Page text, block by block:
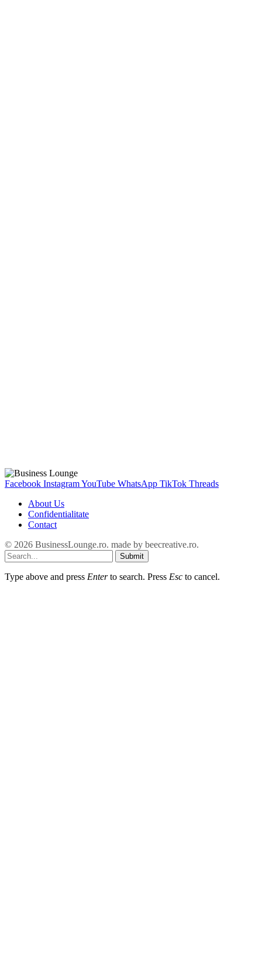
Facebook InstagramYouTube WhatsApp TikTok Threads
About Us
Confidentialitate
Contact
© 2026 BusinessLounge.ro. made by beecreative.ro.
Submit
Type above and press Enterto search. Press Esc to cancel.